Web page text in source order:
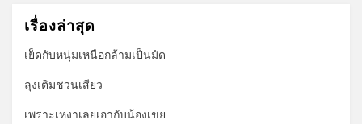
เรื่องล่าสุด
เย็ดกับหนุ่มเหนือกล้ามเป็นมัด
ลุงเติมชวนเสียว
เพราะเหงาเลยเอากับน้องเขย